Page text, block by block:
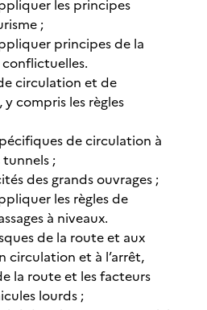
les principes
;
principes de la
circulation et de
compris les règles
de circulation à
tunnels ;
des grands ouvrages ;
les règles de
à niveaux.
de la route et aux
circulation et à l’arrêt,
la route et les facteurs
lourds ;